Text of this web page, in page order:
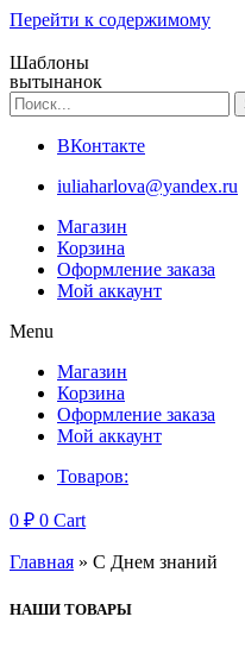
Перейти к содержимому
Шаблоны
вытынанок
ВКонтакте
iuliaharlova@yandex.ru
Магазин
Корзина
Оформление заказа
Мой аккаунт
Menu
Магазин
Корзина
Оформление заказа
Мой аккаунт
Товаров:
0 ₽ 0 Cart
Главная » С Днем знаний
НАШИ ТОВАРЫ